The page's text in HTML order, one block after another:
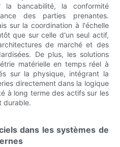
bancabilité, la conformité
des parties prenantes.
sur la coordination à l'échelle
que sur celle d'un seul actif,
de marché et des
De plus, les solutions
matérielle en temps réel à
sur la physique, intégrant la
directement dans la logique
à long terme des actifs sur les
durable.
dans les systèmes de